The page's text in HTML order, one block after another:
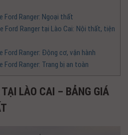
Ford Ranger: Ngoại thất
Ranger tại Lào Cai: Nội thất, tiện
Ranger: Động cơ, vận hành
Ranger: Trang bị an toàn
LÀO CAI – BẢNG GIÁ